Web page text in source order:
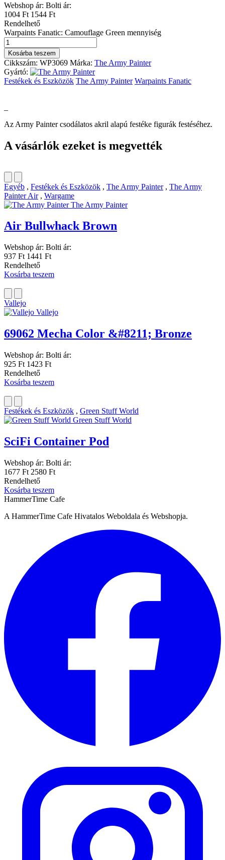
Webshop ár: Bolti ár:
1004 Ft 1544 Ft
Rendelhető
Warpaints Fanatic: Camouflage Green mennyiség
Kosárba teszem
Cikkszám: WP3069 Márka: The Army Painter
Gyártó:
Festékek és Eszközök The Army Painter Warpaints Fanatic
Az Army Painter csodálatos akril alapú festéke figurák festéséhez.
A vásárlók ezeket is megvették
Egyéb , Festékek és Eszközök , The Army Painter, The Army
Painter Air, Wargame
The Army Painter
Air Bullwhack Brown
Webshop ár: Bolti ár:
937 Ft 1441 Ft
Rendelhető
Kosárba teszem
Vallejo
Vallejo
69062 Mecha Color &#8211; Bronze
Webshop ár: Bolti ár:
925 Ft 1423 Ft
Rendelhető
Kosárba teszem
Festékek és Eszközök , Green Stuff World
Green Stuff World
SciFi Container Pod
Webshop ár: Bolti ár:
1677 Ft 2580 Ft
Rendelhető
Kosárba teszem
HammerTime Cafe
A HammerTime Cafe Hivatalos Weboldala és Webshopja.